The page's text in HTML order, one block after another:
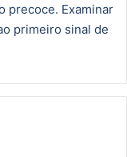
precoce. Examinar
primeiro sinal de